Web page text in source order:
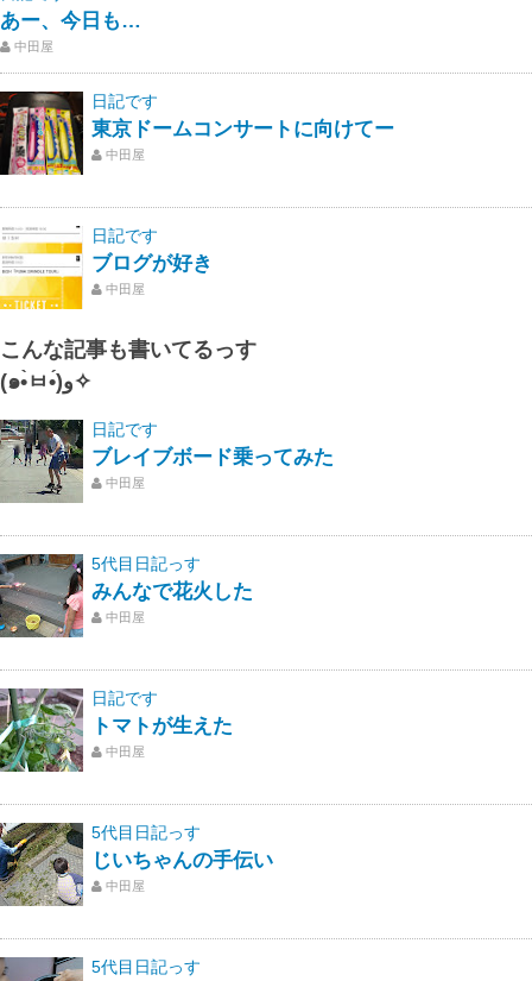
あー、今日も…
中田屋
日記です
東京ドームコンサートに向けてー
中田屋
日記です
ブログが好き
中田屋
こんな記事も書いてるっす
(๑•̀ㅂ•́)و✧
日記です
ブレイブボード乗ってみた
中田屋
5代目日記っす
みんなで花火した
中田屋
日記です
トマトが生えた
中田屋
5代目日記っす
じいちゃんの手伝い
中田屋
5代目日記っす